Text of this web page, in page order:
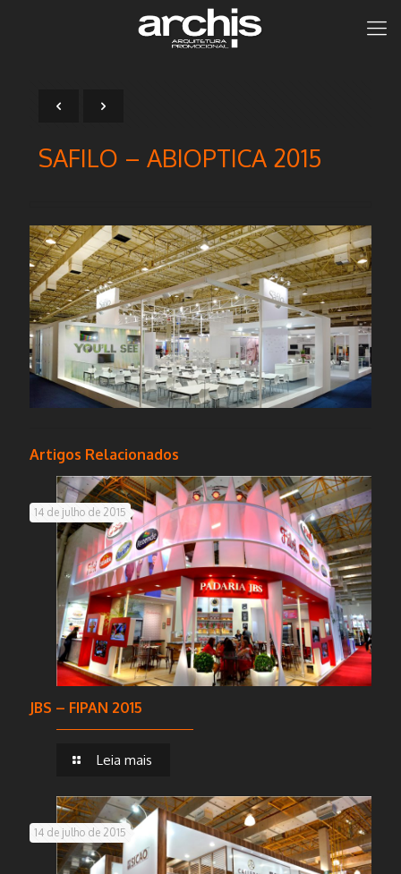
SAFILO – ABIOPTICA 2015
Artigos Relacionados
14 de julho de 2015
JBS – FIPAN 2015
Leia mais
14 de julho de 2015